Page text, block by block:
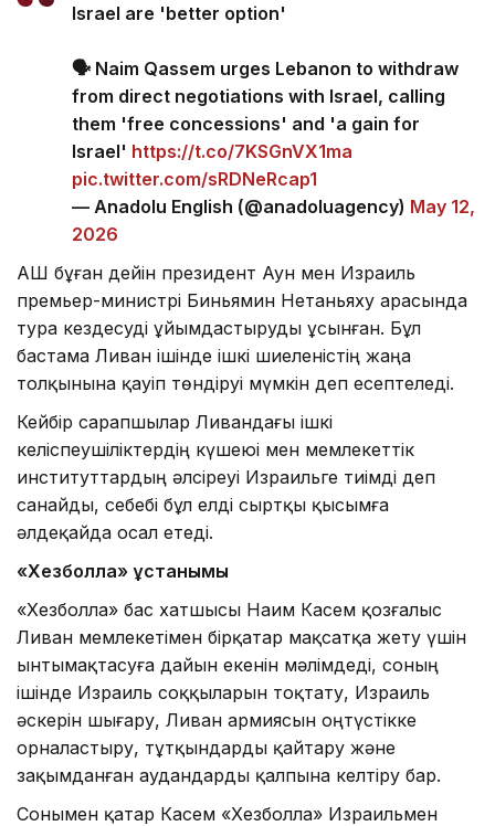
Israel are 'better option'
🗣️ Naim Qassem urges Lebanon to withdraw
from direct negotiations with Israel, calling
them 'free concessions' and 'a gain for
Israel' https://t.co/7KSGnVX1ma
pic.twitter.com/sRDNeRcap1
— Anadolu English (@anadoluagency) May 12,
2026
АҚШ бұған дейін президент Аун мен Израиль
премьер-министрі Биньямин Нетаньяху арасында
тура кездесуді ұйымдастыруды ұсынған. Бұл
бастама Ливан ішінде ішкі шиеленістің жаңа
толқынына қауіп төндіруі мүмкін деп есептеледі.
Кейбір сарапшылар Ливандағы ішкі
келіспеушіліктердің күшеюі мен мемлекеттік
институттардың әлсіреуі Израильге тиімді деп
санайды, себебі бұл елді сыртқы қысымға
әлдеқайда осал етеді.
«Хезболла» ұстанымы
«Хезболла» бас хатшысы Наим Касем қозғалыс
Ливан мемлекетімен бірқатар мақсатқа жету үшін
ынтымақтасуға дайын екенін мәлімдеді, соның
ішінде Израиль соққыларын тоқтату, Израиль
әскерін шығару, Ливан армиясын оңтүстікке
орналастыру, тұтқындарды қайтару және
зақымданған аудандарды қалпына келтіру бар.
Сонымен қатар Касем «Хезболла» Израильмен